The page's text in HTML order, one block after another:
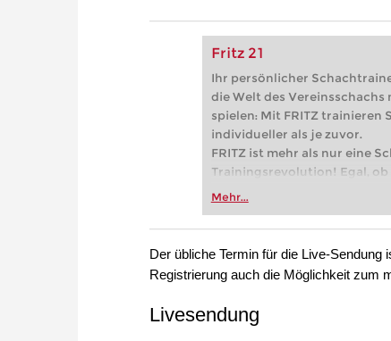
Fritz 21
Ihr persönlicher
die Welt des
spielen: Mit FRITZ
individueller als je zuvor.
FRITZ ist mehr als nur eine
Trainingsrevolution! Egal,
Vereinsschachs machen
zuvor.
Mehr...
Der übliche Termin für die Live-
Registrierung auch die Möglichkeit zum
Livesendung